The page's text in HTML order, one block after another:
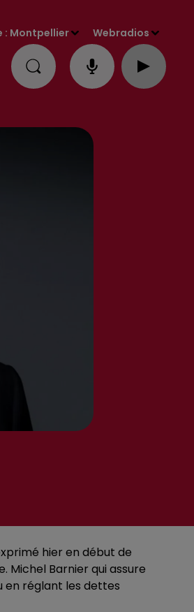
: Montpellier Webradios
hier en début de
Michel Barnier qui assure
en réglant les dettes